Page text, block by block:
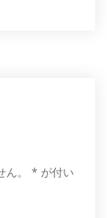
。 * が付い